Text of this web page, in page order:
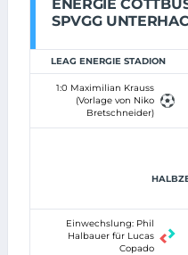
ENERGIE
SPVGG
LEAG ENERGIE STADION
1:0 Maximilian Krauss
(Vorlage von Niko
Bretschneider)
Einwechslung: Phil
Halbauer für Lucas
Copado